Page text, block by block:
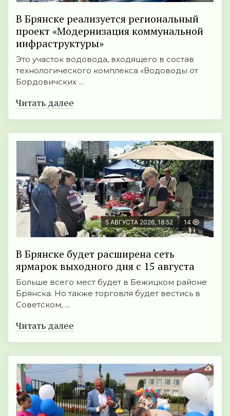
В Брянске реализуется региональный
проект «Модернизация коммунальной
инфраструктуры»
Это участок водовода, входящего в состав
технологического комплекса «Водоводы от
Бордовичских ...
Читать далее
5 АВГУСТА 2026, 18:52 14
В Брянске будет расширена сеть
ярмарок выходного дня с 15 августа
Больше всего мест будет в Бежицком районе
Брянска. Но также торговля будет вестись в
Советском, ...
Читать далее